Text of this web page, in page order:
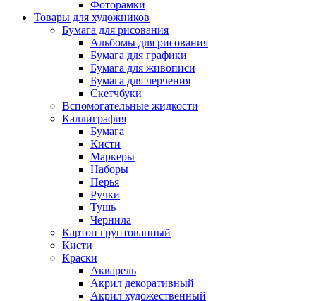
Фоторамки
Товары для художников
Бумага для рисования
Альбомы для рисования
Бумага для графики
Бумага для живописи
Бумага для черчения
Скетчбуки
Вспомогательные жидкости
Каллиграфия
Бумага
Кисти
Маркеры
Наборы
Перья
Ручки
Тушь
Чернила
Картон грунтованный
Кисти
Краски
Акварель
Акрил декоративный
Акрил художественный